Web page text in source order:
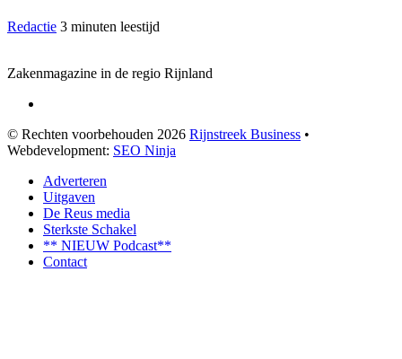
Redactie 3 minuten leestijd
Zakenmagazine in de regio Rijnland
© Rechten voorbehouden 2026 Rijnstreek Business •
Webdevelopment: SEO Ninja
Adverteren
Uitgaven
De Reus media
Sterkste Schakel
** NIEUW Podcast**
Contact